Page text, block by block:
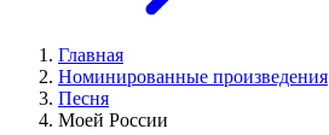
Главная
Номинированные произведения
Песня
Моей России